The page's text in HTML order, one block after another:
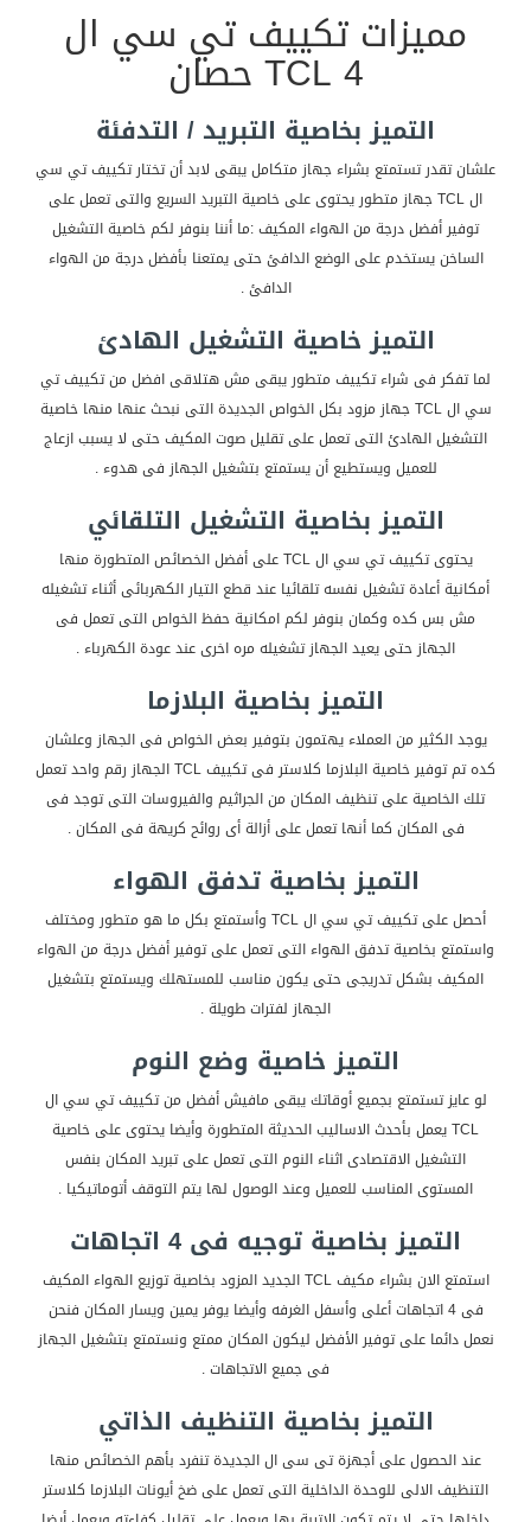
مميزات تكييف تي سي ال
TCL 4 حصان
التميز بخاصية التبريد / التدفئة
علشان تقدر تستمتع بشراء جهاز متكامل يبقى لابد أن تختار تكييف تي سي
ال TCL جهاز متطور يحتوى على خاصية التبريد السريع والتى تعمل على
توفير أفضل درجة من الهواء المكيف :ما أننا بنوفر لكم خاصية التشغيل
الساخن يستخدم على الوضع الدافئ حتى يمتعنا بأفضل درجة من الهواء
الدافئ .
التميز خاصية التشغيل الهادئ
لما تفكر فى شراء تكييف متطور يبقى مش هتلاقى افضل من تكييف تي
سي ال TCL جهاز مزود بكل الخواص الجديدة التى نبحث عنها منها خاصية
التشغيل الهادئ التى تعمل على تقليل صوت المكيف حتى لا يسبب ازعاج
للعميل ويستطيع أن يستمتع بتشغيل الجهاز فى هدوء .
التميز بخاصية التشغيل التلقائي
يحتوى تكييف تي سي ال TCL على أفضل الخصائص المتطورة منها
أمكانية أعادة تشغيل نفسه تلقائيا عند قطع التيار الكهربائى أثناء تشغيله
مش بس كده وكمان بنوفر لكم امكانية حفظ الخواص التى تعمل فى
الجهاز حتى يعيد الجهاز تشغيله مره اخرى عند عودة الكهرباء .
التميز بخاصية البلازما
يوجد الكثير من العملاء يهتمون بتوفير بعض الخواص فى الجهاز وعلشان
كده تم توفير خاصية البلازما كلاستر فى تكييف TCL الجهاز رقم واحد تعمل
تلك الخاصية على تنظيف المكان من الجراثيم والفيروسات التى توجد فى
فى المكان كما أنها تعمل على أزالة أى روائح كريهة فى المكان .
التميز بخاصية تدفق الهواء
أحصل على تكييف تي سي ال TCL وأستمتع بكل ما هو متطور ومختلف
واستمتع بخاصية تدفق الهواء التى تعمل على توفير أفضل درجة من الهواء
المكيف بشكل تدريجى حتى يكون مناسب للمستهلك ويستمتع بتشغيل
الجهاز لفترات طويلة .
التميز خاصية وضع النوم
لو عايز تستمتع بجميع أوقاتك يبقى مافيش أفضل من تكييف تي سي ال
TCL يعمل بأحدث الاساليب الحديثة المتطورة وأيضا يحتوى على خاصية
التشغيل الاقتصادى اثناء النوم التى تعمل على تبريد المكان بنفس
المستوى المناسب للعميل وعند الوصول لها يتم التوقف أتوماتيكيا .
التميز بخاصية توجيه فى 4 اتجاهات
استمتع الان بشراء مكيف TCL الجديد المزود بخاصية توزيع الهواء المكيف
فى 4 اتجاهات أعلى وأسفل الغرفه وأيضا يوفر يمين ويسار المكان فنحن
نعمل دائما على توفير الأفضل ليكون المكان ممتع ونستمتع بتشغيل الجهاز
فى جميع الاتجاهات .
التميز بخاصية التنظيف الذاتي
عند الحصول على أجهزة تى سى ال الجديدة تنفرد بأهم الخصائص منها
التنظيف الالى للوحدة الداخلية التى تعمل على ضخ أيونات البلازما كلاستر